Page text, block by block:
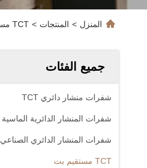
المنزل > المنتجات > TCT مستقيم بت
جميع الفئات
شفرات منشار دائري TCT
شفرات المنشار الدائرية الماسية
شفرات المنشار الدائري الصناعي
TCT مستقيم بت